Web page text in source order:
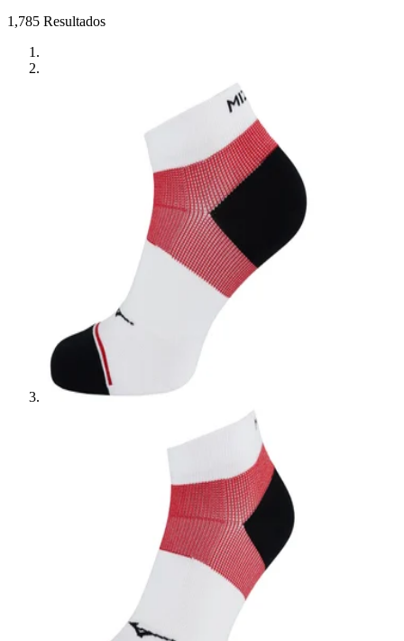
1,785 Resultados